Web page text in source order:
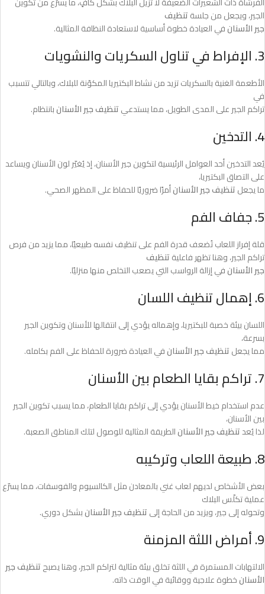
الجير، ويجعل من جلسةتنظيف
جير الأسنانفي العيادة خطوة أساسية لاستعادة النظافة المثالية.
3. الإفراط في تناول السكريات والنشويات
الأطعمة الغنية بالسكريات تزيد من نشاط البكتيريا المكوّنة للبلاك، وبالتالي تتسبب
في
تراكم الجير على المدى الطويل، مما يستدعيتنظيف جير الأسنانبانتظام.
4. التدخين
يُعد التدخين أحد العوامل الرئيسية لتكوين جير الأسنان، إذ يُغيّر لون الأسنان ويساعد
على التصاق البكتيريا،
ما يجعلتنظيف جير الأسنانأمرًا ضروريًا للحفاظ على المظهر الصحي.
5. جفاف الفم
قلة إفراز اللعاب تُضعف قدرة الفم على تنظيف نفسه طبيعيًا، مما يزيد من فرص
تراكم الجير، وهنا تظهر فاعليةتنظيف
جير الأسنانفي إزالة الرواسب التي يصعب التخلص منها منزليًا.
6. إهمال تنظيف اللسان
اللسان بيئة خصبة للبكتيريا، وإهماله يؤدي إلى انتقالها للأسنان وتكوين الجير
بسرعة،
مما يجعلتنظيف جير الأسنانفي العيادة ضرورة للحفاظ على الفم بكامله.
7. تراكم بقايا الطعام بين الأسنان
عدم استخدام خيط الأسنان يؤدي إلى تراكم بقايا الطعام، مما يسبب تكوين الجير
بين الأسنان،
لذا يُعدتنظيف جير الأسنانالطريقة المثالية للوصول لتلك المناطق الصعبة.
8. طبيعة اللعاب وتركيبه
بعض الأشخاص لديهم لعاب غني بالمعادن مثل الكالسيوم والفوسفات، مما يسرّع
عملية تكلّس البلاك
وتحوله إلى جير، ويزيد من الحاجة إلىتنظيف جير الأسنانبشكل دوري.
9. أمراض اللثة المزمنة
الالتهابات المستمرة في اللثة تخلق بيئة مثالية لتراكم الجير، وهنا يصبحتنظيف جير
الأسنانخطوة علاجية ووقائية في الوقت ذاته.